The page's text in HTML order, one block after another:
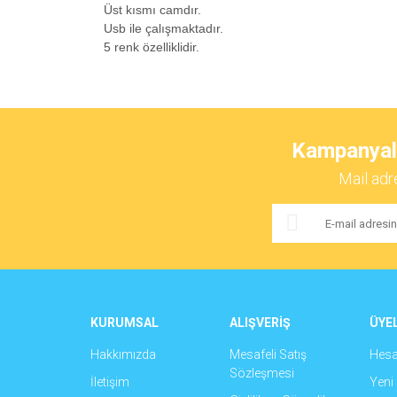
Üst kısmı camdır.
Usb ile çalışmaktadır.
5 renk özelliklidir.
Ürün resmi kalitesiz, bozuk veya görüntülenemiyor.
Mail
KURUMSAL
Hakkımızda
İletişim
ALIŞVERİŞ
Mesafeli Satış
Sözleşmesi
Yeni